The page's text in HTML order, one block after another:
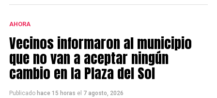
AHORA
Vecinos informaron al municipio
que no van a aceptar ningún
cambio en la Plaza del Sol
Publicado hace 15 horas el 7 agosto, 2026